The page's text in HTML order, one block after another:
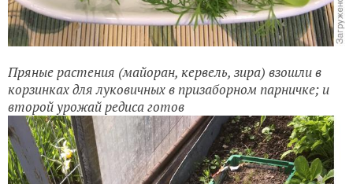
Пряные растения (майоран, кервель, зира) взошли в
корзинках для луковичных в призаборном парничке; и
второй урожай редиса готов